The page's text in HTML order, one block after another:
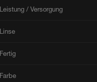
Leistung / Versorgung
Linse
Fertig
Farbe